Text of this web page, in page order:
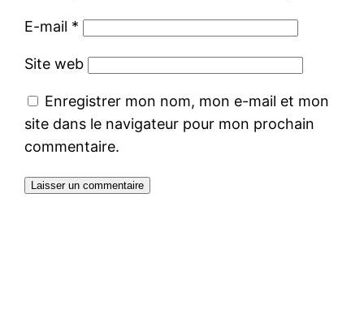
E-mail *
Site web
Enregistrer mon nom, mon e-mail et mon
site dans le navigateur pour mon prochain
commentaire.